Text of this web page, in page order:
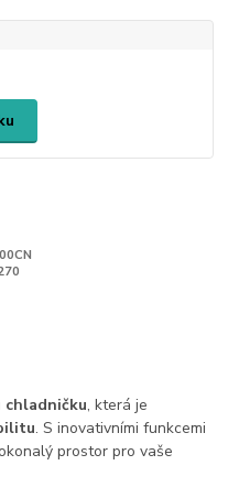
chladničku, která je
. S inovativními funkcemi
prostor pro vaše